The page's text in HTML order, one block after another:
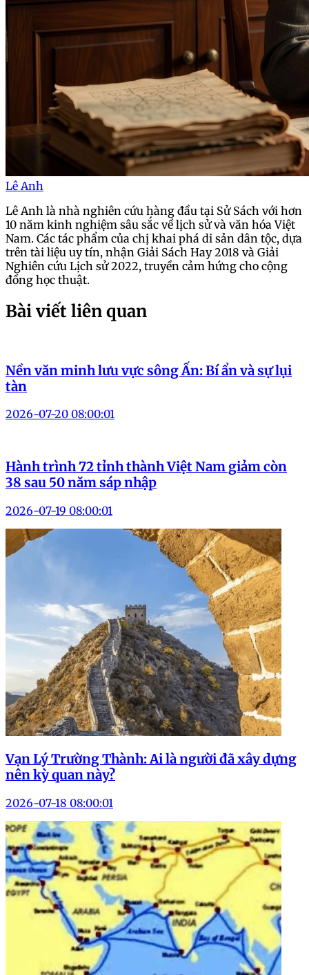
Lê Anh
Lê Anh là nhà nghiên cứu hàng đầu tại Sử Sách với hơn
10 năm kinh nghiệm sâu sắc về lịch sử và văn hóa Việt
Nam. Các tác phẩm của chị khai phá di sản dân tộc, dựa
trên tài liệu uy tín, nhận Giải Sách Hay 2018 và Giải
Nghiên cứu Lịch sử 2022, truyền cảm hứng cho cộng
đồng học thuật.
Bài viết liên quan
Nền văn minh lưu vực sông Ấn: Bí ẩn và sự lụi
tàn
2026-07-20 08:00:01
Hành trình 72 tỉnh thành Việt Nam giảm còn
38 sau 50 năm sáp nhập
2026-07-19 08:00:01
Vạn Lý Trường Thành: Ai là người đã xây dựng
nên kỳ quan này?
2026-07-18 08:00:01